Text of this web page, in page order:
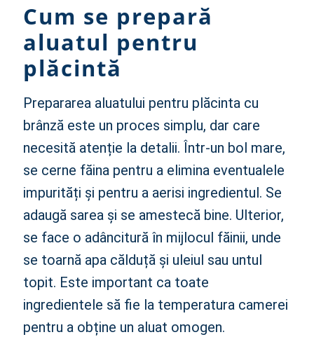
Cum se prepară
aluatul pentru
plăcintă
Prepararea aluatului pentru plăcinta cu
brânză este un proces simplu, dar care
necesită atenție la detalii. Într-un bol mare,
se cerne făina pentru a elimina eventualele
impurități și pentru a aerisi ingredientul. Se
adaugă sarea și se amestecă bine. Ulterior,
se face o adâncitură în mijlocul făinii, unde
se toarnă apa călduță și uleiul sau untul
topit. Este important ca toate
ingredientele să fie la temperatura camerei
pentru a obține un aluat omogen.